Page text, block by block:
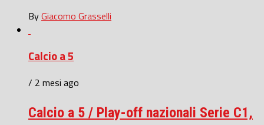
ByGiacomo Grasselli
Calcio a 5
/ 2 mesi ago
Calcio a 5 / Play-off nazionali Serie C1,